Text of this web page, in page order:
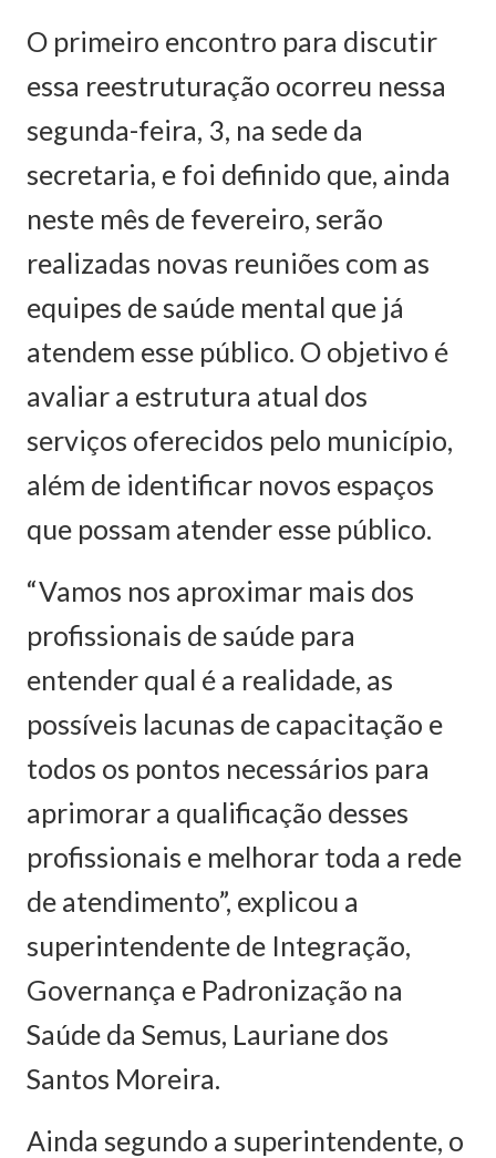
O primeiro encontro para discutir
essa reestruturação ocorreu nessa
segunda-feira, 3, na sede da
secretaria, e foi definido que, ainda
neste mês de fevereiro, serão
realizadas novas reuniões com as
equipes de saúde mental que já
atendem esse público. O objetivo é
avaliar a estrutura atual dos
serviços oferecidos pelo município,
além de identificar novos espaços
que possam atender esse público.
“Vamos nos aproximar mais dos
profissionais de saúde para
entender qual é a realidade, as
possíveis lacunas de capacitação e
todos os pontos necessários para
aprimorar a qualificação desses
profissionais e melhorar toda a rede
de atendimento”, explicou a
superintendente de Integração,
Governança e Padronização na
Saúde da Semus, Lauriane dos
Santos Moreira.
Ainda segundo a superintendente, o